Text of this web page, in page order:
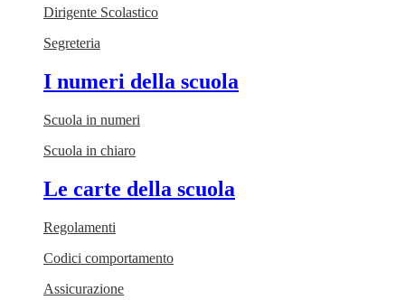
Dirigente Scolastico
Segreteria
I numeri della scuola
Scuola in numeri
Scuola in chiaro
Le carte della scuola
Regolamenti
Codici comportamento
Assicurazione